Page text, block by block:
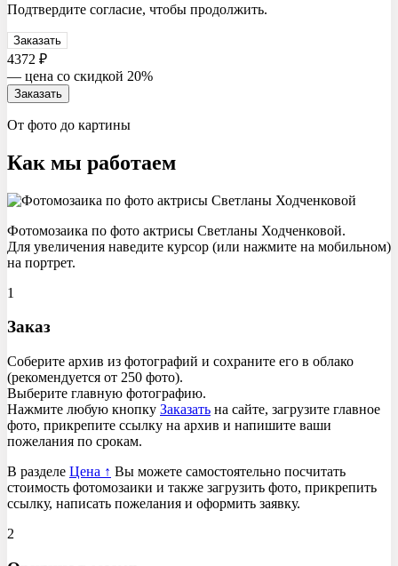
Подтвердите согласие, чтобы продолжить.
Заказать
4372 ₽
— цена со скидкой 20%
Заказать
От фото до картины
Как мы работаем
Фотомозаика по фото актрисы Светланы Ходченковой.
Для увеличения наведите курсор (или нажмите на мобильном)
на портрет.
1
Заказ
Соберите архив из фотографий и сохраните его в облако
(рекомендуется от 250 фото).
Выберите главную фотографию.
Нажмите любую кнопку Заказать на сайте, загрузите главное
фото, прикрепите ссылку на архив и напишите ваши
пожелания по срокам.
В разделе Цена ↑ Вы можете самостоятельно посчитать
стоимость фотомозаики и также загрузить фото, прикрепить
ссылку, написать пожелания и оформить заявку.
2